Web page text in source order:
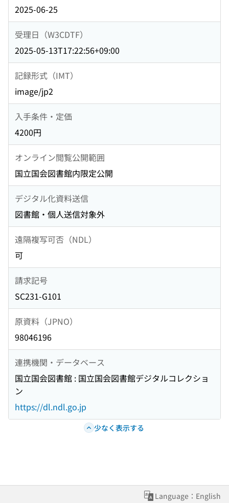
2025-06-25
受理日（W3CDTF）
2025-05-13T17:22:56+09:00
記録形式（IMT）
image/jp2
入手条件・定価
4200円
オンライン閲覧公開範囲
国立国会図書館内限定公開
デジタル化資料送信
図書館・個人送信対象外
遠隔複写可否（NDL）
可
請求記号
SC231-G101
原資料（JPNO）
98046196
連携機関・データベース
国立国会図書館 : 国立国会図書館デジタルコレクショ
ン
https://dl.ndl.go.jp
少なく表示する
Language：English